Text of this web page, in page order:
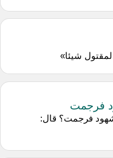
شيئا»
فرجمت
فرجمت؟ قال: